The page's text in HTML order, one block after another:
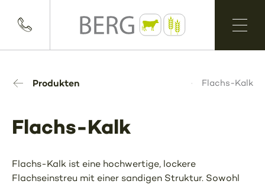
Produkten Flachs-Kalk
Flachs-Kalk
Flachs-Kalk ist eine hochwertige, lockere
Flachseinstreu mit einer sandigen Struktur. Sowohl